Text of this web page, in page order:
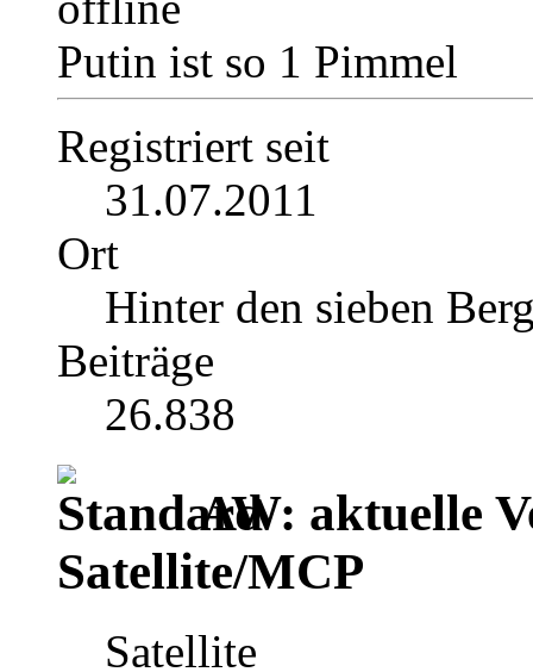
Putin ist so 1 Pimmel
Registriert seit
31.07.2011
Ort
Hinter den sieben
Beiträge
26.838
AW: aktuelle
Satellite/MCP
Satellite